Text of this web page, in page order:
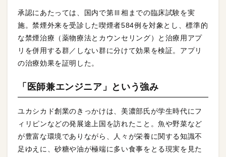
承認にあたっては、国内で第Ⅲ相までの臨床試験を実
施。禁煙外来を受診した喫煙者584例を対象とし、標準的
な禁煙治療（薬物療法とカウンセリング）と治療用アプ
リを併用する群／しない群に分けて効果を検証。アプリ
の治療効果を証明した。
「医師兼エンジニア」という強み
ユカシカド創業のきっかけは、美濃部氏が学生時代にフ
ィリピンなどの発展途上国を訪れたこと。魚や野菜など
が豊富な環境でありながら、人々が栄養に関する知識不
足ゆえに、砂糖や油が極端に多い食事をとる現実を見た